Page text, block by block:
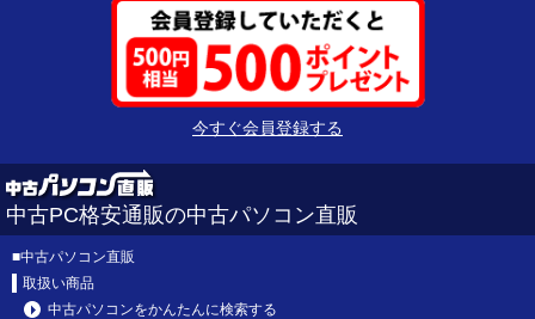
今すぐ会員登録する
中古PC格安通販の中古パソコン直販
■中古パソコン直販
取扱い商品
中古パソコンをかんたんに検索する